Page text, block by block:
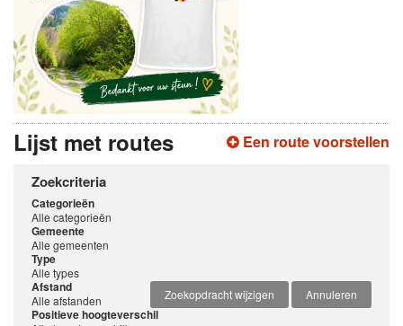
WACHTWOORD VERGETEN
Een route voorstellen
Lijst met routes
Zoekcriteria
Categorieën
Alle categorieën
Gemeente
Alle gemeenten
Type
Alle types
Zoekopdracht wijzigen
Annuleren
Afstand
Alle afstanden
Positieve hoogteverschil